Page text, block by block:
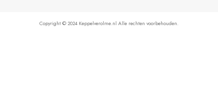
Copyright © 2024 Keppelverolme.nl Alle rechten voorbehouden.